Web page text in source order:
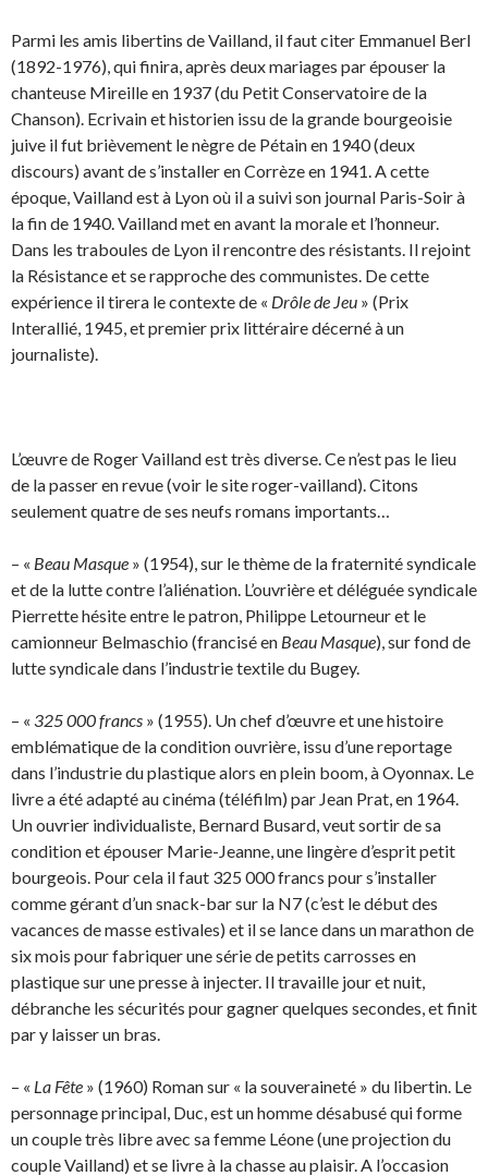
Parmi les amis libertins de Vailland, il faut citer Emmanuel Berl
(1892-1976), qui finira, après deux mariages par épouser la
chanteuse Mireille en 1937 (du Petit Conservatoire de la
Chanson). Ecrivain et historien issu de la grande bourgeoisie
juive il fut brièvement le nègre de Pétain en 1940 (deux
discours) avant de s’installer en Corrèze en 1941. A cette
époque, Vailland est à Lyon où il a suivi son journal Paris-Soir à
la fin de 1940. Vailland met en avant la morale et l’honneur.
Dans les traboules de Lyon il rencontre des résistants. Il rejoint
la Résistance et se rapproche des communistes. De cette
expérience il tirera le contexte de « Drôle de Jeu » (Prix
Interallié, 1945, et premier prix littéraire décerné à un
journaliste).
L’œuvre de Roger Vailland est très diverse. Ce n’est pas le lieu
de la passer en revue (voir le site roger-vailland). Citons
seulement quatre de ses neufs romans importants…
– « Beau Masque » (1954), sur le thème de la fraternité syndicale
et de la lutte contre l’aliénation. L’ouvrière et déléguée syndicale
Pierrette hésite entre le patron, Philippe Letourneur et le
camionneur Belmaschio (francisé en Beau Masque), sur fond de
lutte syndicale dans l’industrie textile du Bugey.
– « 325 000 francs » (1955). Un chef d’œuvre et une histoire
emblématique de la condition ouvrière, issu d’une reportage
dans l’industrie du plastique alors en plein boom, à Oyonnax. Le
livre a été adapté au cinéma (téléfilm) par Jean Prat, en 1964.
Un ouvrier individualiste, Bernard Busard, veut sortir de sa
condition et épouser Marie-Jeanne, une lingère d’esprit petit
bourgeois. Pour cela il faut 325 000 francs pour s’installer
comme gérant d’un snack-bar sur la N7 (c’est le début des
vacances de masse estivales) et il se lance dans un marathon de
six mois pour fabriquer une série de petits carrosses en
plastique sur une presse à injecter. Il travaille jour et nuit,
débranche les sécurités pour gagner quelques secondes, et finit
par y laisser un bras.
– « La Fête » (1960) Roman sur « la souveraineté » du libertin. Le
personnage principal, Duc, est un homme désabusé qui forme
un couple très libre avec sa femme Léone (une projection du
couple Vailland) et se livre à la chasse au plaisir. A l’occasion